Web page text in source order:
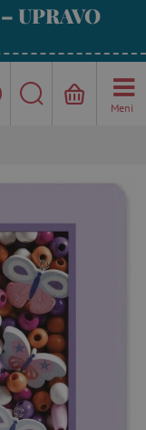
UPRAVO
Meni